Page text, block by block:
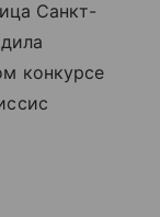
Санкт-
конкурсе